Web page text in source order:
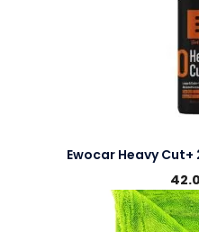
Ewocar Heavy